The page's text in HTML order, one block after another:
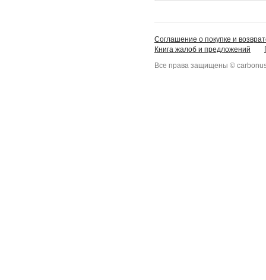
Соглашение о покупке и
Книга жалоб и предложений
Все права защищены ©